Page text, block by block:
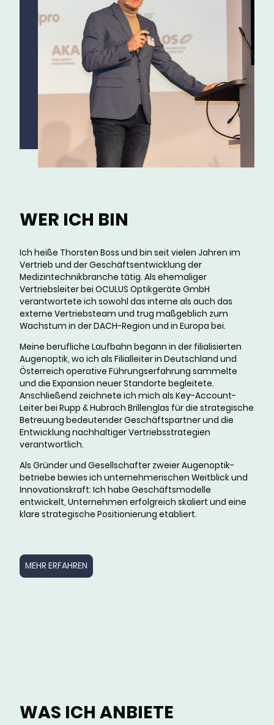
WER ICH BIN
Ich heiße Thorsten Boss und bin seit vielen Jahren im
Vertrieb und der Geschäfts­entwicklung der
Medizintechnik­branche tätig. Als ehemaliger
Vertriebsleiter bei OCULUS Optikgeräte GmbH
verantwortete ich sowohl das interne als auch das
externe Vertriebsteam und trug maßgeblich zum
Wachstum in der DACH-Region und in Europa bei.
Meine berufliche Laufbahn begann in der filialisierten
Augenoptik, wo ich als Filialleiter in Deutschland und
Österreich operative Führungserfahrung sammelte
und die Expansion neuer Standorte begleitete.
Anschließend zeichnete ich mich als Key-Account-
Leiter bei Rupp & Hubrach Brillenglas für die strategische
Betreuung bedeutender Geschäftspartner und die
Entwicklung nachhaltiger Vertriebsstrategien
verantwortlich.
Als Gründer und Gesellschafter zweier Augenoptik­
betriebe bewies ich unternehmerischen Weitblick und
Innovationskraft: Ich habe Geschäftsmodelle
entwickelt, Unternehmen erfolgreich skaliert und eine
klare strategische Positionierung etabliert.
MEHR ERFAHREN
WAS ICH ANBIETE